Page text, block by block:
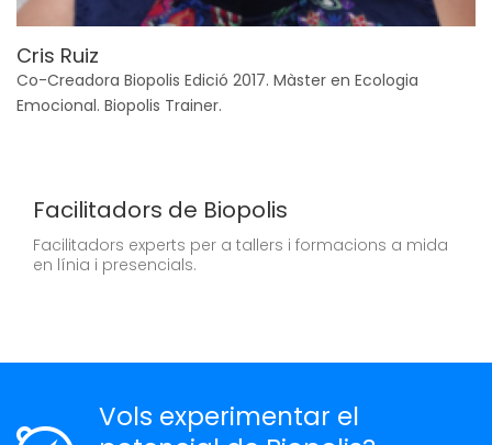
Cris Ruiz
Co-Creadora Biopolis Edició 2017. Màster en Ecologia
Emocional. Biopolis Trainer.
Facilitadors de Biopolis
Facilitadors experts per a tallers i formacions a mida
en línia i presencials.
Vols experimentar el